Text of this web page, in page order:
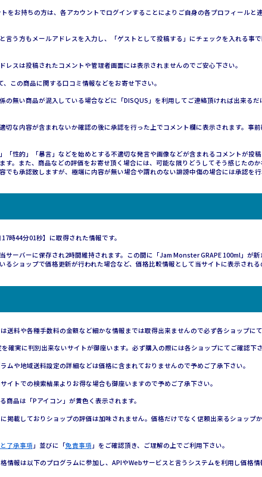
お持ちの方は、各アカウントでログインすることによりご自身の各プロフィールと
言う方もメールアドレスを入力し、「ゲストとして投稿する」にチェックを入れる事
レスは投稿されたコメントや管理者画面には表示されませんのでご安心下さい。
この商品に関する口コミ情報などをお寄せ下さい。
の無い商品が混入している場合などに「DISQUS」を利用してご連絡頂ければ出来るだ
切な内容が含まれないか確認の後に承認を行った上でコメント欄に表示されます。事
「性的」「暴言」などを始めとする不適切な発言や画像などが含まれるコメントが投
す。また、商品などの評価をお寄せ頂く場合には、可能な限りどうしてそう感じたの
でも承認致しますが、極端に内容が無い場合や謂れのない誹謗中傷の場合には承認を
時44分01秒】に取得された情報です。
ーバーに保存され2時間維持されます。この間に「Jam Monster GRAPE 100ml」が新
るショップで価格更新が行われた場合など、価格比較情報として当サイトに表示され
送料や各種手数料の金額など細かな情報までは取得出来ませんので必ず各ショップにて
確実に判別出来ないサイトが御座います。必ず購入の際には各ショップにてご確認下さ
ムや地域送料設定の詳細などは価格に含まれておりませんので予めご了承下さい。
イトでの検索結果よりお得な場合も御座いますので予めご了承下さい。
品は「Pアイコン」が黄色く表示されます。
掲載しておりショップの評価は加味されません。価格だけでなく信頼出来るショップ
了承事項 」並びに「免責事項 」をご確認頂き、ご理解の上でご利用下さい。
情報は以下のプログラムに参加し、APIやWebサービスと言うシステムを利用し価格情